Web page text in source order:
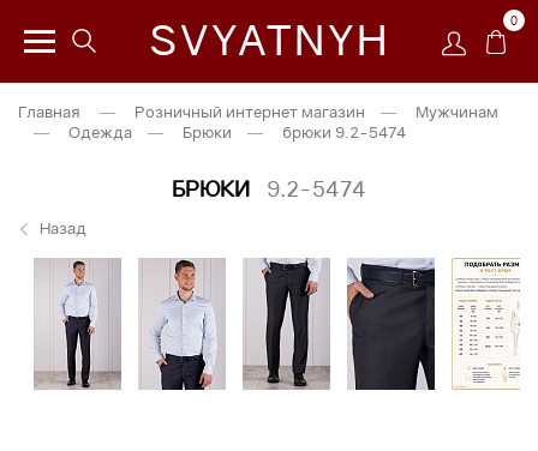
SVYATNYH 0
Главная — Розничный интернет магазин —
Мужчинам
—
Одежда — Брюки — брюки 9.2-5474
БРЮКИ 9.2-5474
Назад